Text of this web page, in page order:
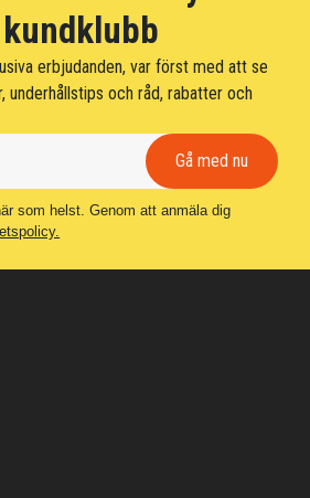
kundklubb
erbjudanden, var först med att se
underhållstips och råd, rabatter och
som helst. Genom att anmäla dig